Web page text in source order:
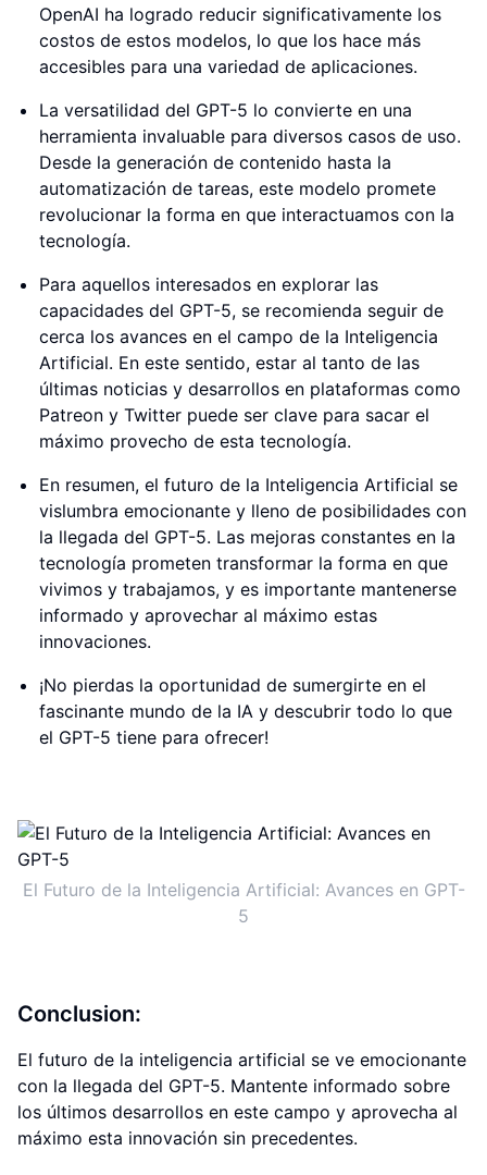
OpenAI ha logrado reducir significativamente los
costos de estos modelos, lo que los hace más
accesibles para una variedad de aplicaciones.
La versatilidad del GPT-5 lo convierte en una
herramienta invaluable para diversos casos de uso.
Desde la generación de contenido hasta la
automatización de tareas, este modelo promete
revolucionar la forma en que interactuamos con la
tecnología.
Para aquellos interesados en explorar las
capacidades del GPT-5, se recomienda seguir de
cerca los avances en el campo de la Inteligencia
Artificial. En este sentido, estar al tanto de las
últimas noticias y desarrollos en plataformas como
Patreon y Twitter puede ser clave para sacar el
máximo provecho de esta tecnología.
En resumen, el futuro de la Inteligencia Artificial se
vislumbra emocionante y lleno de posibilidades con
la llegada del GPT-5. Las mejoras constantes en la
tecnología prometen transformar la forma en que
vivimos y trabajamos, y es importante mantenerse
informado y aprovechar al máximo estas
innovaciones.
¡No pierdas la oportunidad de sumergirte en el
fascinante mundo de la IA y descubrir todo lo que
el GPT-5 tiene para ofrecer!
El Futuro de la Inteligencia Artificial: Avances en GPT-
5
Conclusion:
El futuro de la inteligencia artificial se ve emocionante
con la llegada del GPT-5. Mantente informado sobre
los últimos desarrollos en este campo y aprovecha al
máximo esta innovación sin precedentes.